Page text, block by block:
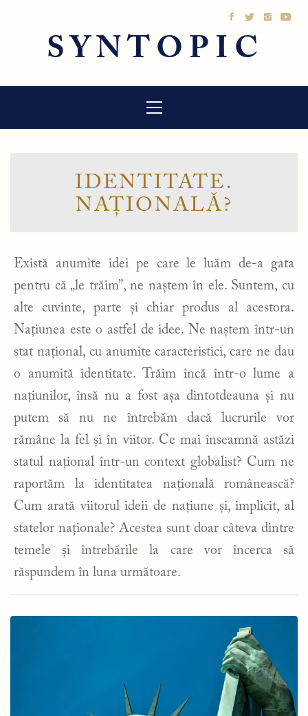
SYNTOPIC
principal
IDENTITATE.
NAȚIONALĂ?
Există anumite idei pe care le luăm de-a gata
pentru că „le trăim”, ne naștem în ele. Suntem, cu
alte cuvinte, parte și chiar produs al acestora.
Națiunea este o astfel de idee. Ne naștem într-un
stat național, cu anumite caracteristici, care ne dau
o anumită identitate. Trăim încă într-o lume a
națiunilor, însă nu a fost așa dintotdeauna și nu
putem să nu ne întrebăm dacă lucrurile vor
rămâne la fel și în viitor. Ce mai înseamnă astăzi
statul național într-un context globalist? Cum ne
raportăm la identitatea națională românească?
Cum arată viitorul ideii de națiune și, implicit, al
statelor naționale? Acestea sunt doar câteva dintre
temele și întrebările la care vor încerca să
răspundem în luna următoare.